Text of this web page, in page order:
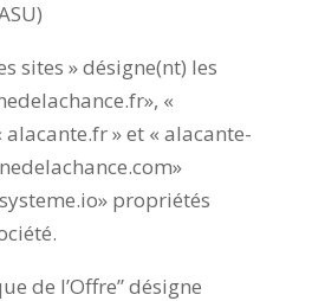
sites » désigne(nt) les
«
» et « alacante-
propriétés
de l’Offre” désigne